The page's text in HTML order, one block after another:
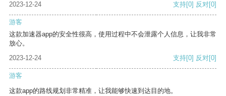
2023-12-24
支持[0] 反对[0]
游客
这款加速器app的安全性很高，使用过程中不会泄露个人信息，让我非常
放心。
2023-12-24
支持[0] 反对[0]
游客
这款app的路线规划非常精准，让我能够快速到达目的地。